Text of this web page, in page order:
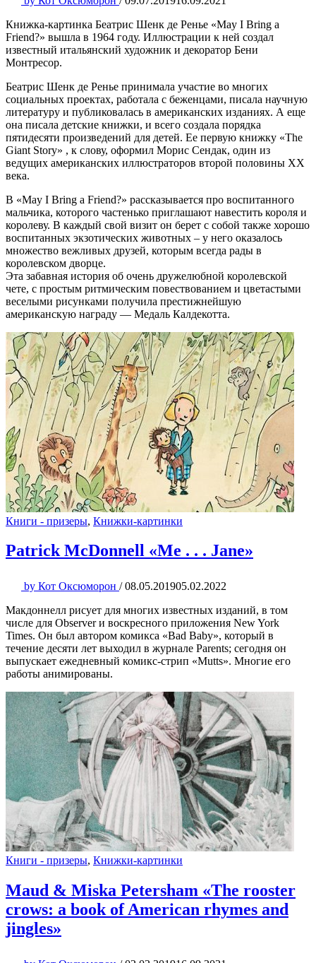
Книжка-картинка Беатрис Шенк де Ренье «May I Bring a
Friend?» вышла в 1964 году. Иллюстрации к ней создал
известный итальянский художник и декоратор Бени
Монтресор.
Беатрис Шенк де Ренье принимала участие во многих
социальных проектах, работала с беженцами, писала научную
литературу и публиковалась в американских изданиях. А еще
она писала детские книжки, и всего создала порядка
пятидесяти произведений для детей. Ее первую книжку «The
Giant Story» , к слову, оформил Морис Сендак, один из
ведущих американских иллюстраторов второй половины XX
века.
В «May I Bring a Friend?» рассказывается про воспитанного
мальчика, которого частенько приглашают навестить короля и
королеву. В каждый свой визит он берет с собой также хорошо
воспитанных экзотических животных – у него оказалось
множество вежливых друзей, которым всегда рады в
королевском дворце.
Эта забавная история об очень дружелюбной королевской
чете, с простым ритмическим повествованием и цветастыми
веселыми рисунками получила престижнейшую
американскую награду — Медаль Калдекотта.
Книги - призеры, Книжки-картинки
Patrick McDonnell «Me . . . Jane»
by Кот Оксюморон / 08.05.201905.02.2022
Макдоннелл рисует для многих известных изданий, в том
числе для Observer и воскресного приложения New York
Times. Он был автором комикса «Bad Baby», который в
течение десяти лет выходил в журнале Parents; сегодня он
выпускает ежедневный комикс-стрип «Mutts». Многие его
работы анимированы.
Книги - призеры, Книжки-картинки
Maud & Miska Petersham «The rooster
crows: a book of American rhymes and
jingles»